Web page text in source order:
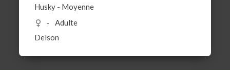
Husky - Moyenne
Adulte
Delson